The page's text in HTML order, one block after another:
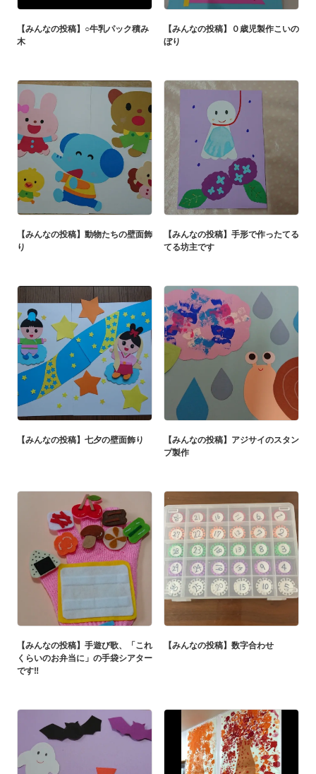
【みんなの投稿】○牛乳パック積み
木
【みんなの投稿】０歳児製作こいの
ぼり
【みんなの投稿】動物たちの壁面飾
り
【みんなの投稿】手形で作ったてる
てる坊主です
【みんなの投稿】七夕の壁面飾り
【みんなの投稿】アジサイのスタン
プ製作
【みんなの投稿】手遊び歌、「これ
くらいのお弁当に」の手袋シアター
です‼️
【みんなの投稿】数字合わせ